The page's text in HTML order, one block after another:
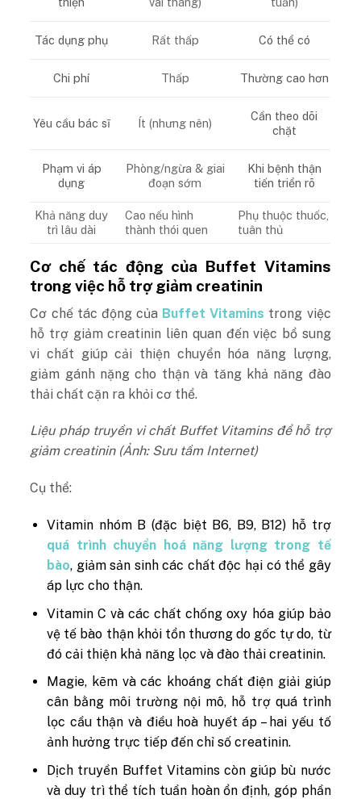
Tác dụng phụ Rất thấp Có thể có
Chi phí Thấp Thường cao hơn
Yêu cầu bác sĩ Ít (nhưng nên)
Cần theo dõi
chặt
Phạm vi áp
dụng
Phòng/ngừa & giai
đoạn sớm
Khi bệnh thận
tiến triển rõ
Khả năng duy
trì lâu dài
Cao nếu hình
thành thói quen
Phụ thuộc thuốc,
tuân thủ
Cơ chế tác động của Buffet Vitamins
trong việc hỗ trợ giảm creatinin
Cơ chế tác động của Buffet Vitamins trong việc
hỗ trợ giảm creatinin liên quan đến việc bổ sung
vi chất giúp cải thiện chuyển hóa năng lượng,
giảm gánh nặng cho thận và tăng khả năng đào
thải chất cặn ra khỏi cơ thể.
Liệu pháp truyền vi chất Buffet Vitamins để hỗ trợ
giảm creatinin (Ảnh: Sưu tầm Internet)
Cụ thể:
Vitamin nhóm B (đặc biệt B6, B9, B12) hỗ trợ
quá trình chuyển hoá năng lượng trong tế
bào, giảm sản sinh các chất độc hại có thể gây
áp lực cho thận.
Vitamin C và các chất chống oxy hóa giúp bảo
vệ tế bào thận khỏi tổn thương do gốc tự do, từ
đó cải thiện khả năng lọc và đào thải creatinin.
Magie, kẽm và các khoáng chất điện giải giúp
cân bằng môi trường nội mô, hỗ trợ quá trình
lọc cầu thận và điều hoà huyết áp – hai yếu tố
ảnh hưởng trực tiếp đến chỉ số creatinin.
Dịch truyền Buffet Vitamins còn giúp bù nước
và duy trì thể tích tuần hoàn ổn định, góp phần